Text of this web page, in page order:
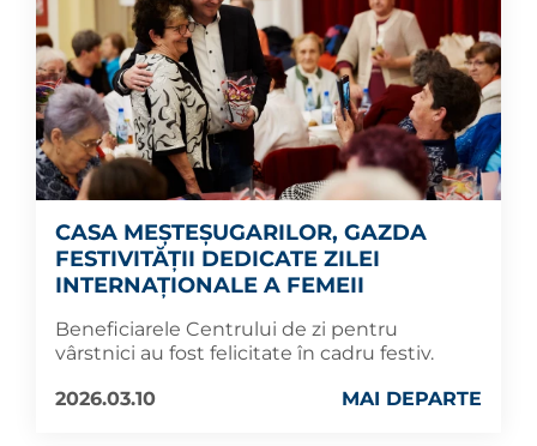
CASA MEȘTEȘUGARILOR, GAZDA
FESTIVITĂȚII DEDICATE ZILEI
INTERNAȚIONALE A FEMEII
Beneficiarele Centrului de zi pentru
vârstnici au fost felicitate în cadru festiv.
2026.03.10
MAI DEPARTE